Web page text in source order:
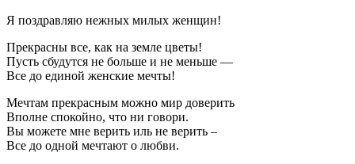
Я поздравляю нежных милых женщин!
Прекрасны все, как на земле цветы!
Пусть сбудутся не больше и не меньше —
Все до единой женские мечты!
Мечтам прекрасным можно мир доверить
Вполне спокойно, что ни говори.
Вы можете мне верить иль не верить –
Все до одной мечтают о любви.